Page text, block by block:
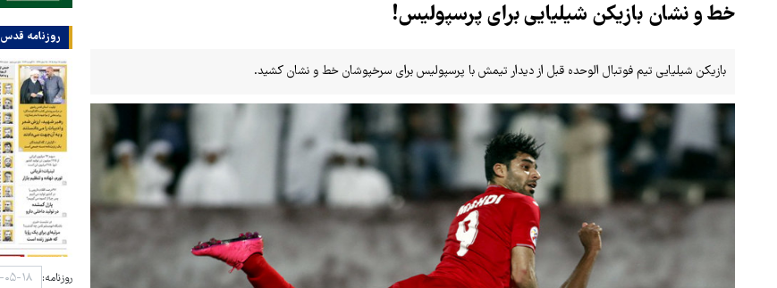
خط و نشان بازیکن شیلیایی برای پرسپولیس!
بازیکن شیلیایی تیم فوتبال الوحده قبل از دیدار تیمش با پرسپولیس برای سرخپوشان خط و نشان کشید.
روزنامه قدس
روزنامه: